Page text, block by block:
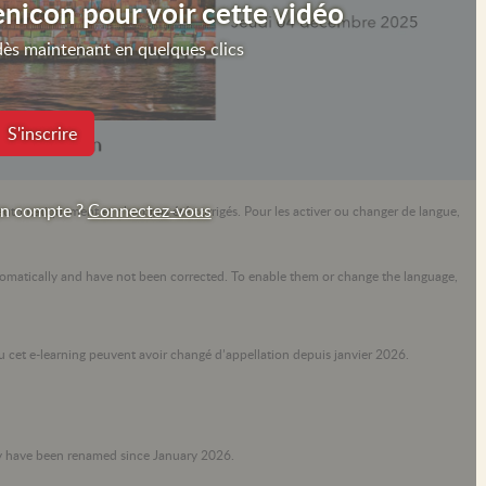
pour voir cette vidéo
maintenant en quelques clics
S'inscrire
compte ?Connectez-vous
et n’ont pas été corrigés. Pour les activer ou changer de langue,
and have not been corrected. To enable them or change the language,
e-learning peuvent avoir changé d’appellation depuis janvier 2026.
been renamed since January 2026.